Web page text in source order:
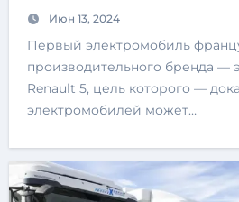
Июн 13, 2024
Первый электромобиль французского
производительного бренда —
Renault 5, цель которого —
электромобилей может…